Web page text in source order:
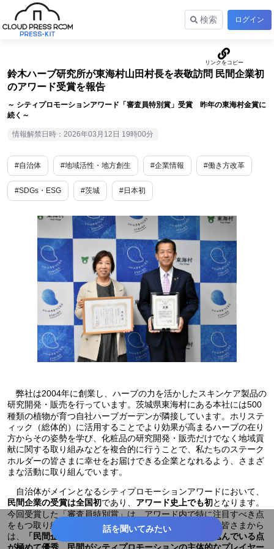
検索 ログイン
鈴木ハーブ研究所が東海村山田村長を表敬訪問 民間企業初
のアワード受賞を報告
～ シティプロモーションアワード「審査員特別賞」受賞 昨年の東海村金賞に
続く～
情報解禁日時：2026年03月12日 19時00分
#自治体 #地域活性・地方創生 #企業情報 #働き方改革
#SDGs・ESG #茨城 #日本初
弊社は2004年に創業し、ハーブの力を活かしたスキンケア製品の
研究開発・販売を行っています。茨城県東海村にある本社には500
種類の植物が育つ自社ハーブガーデンが隣接しています。ホリステ
ィック（総体的）に活用することでより効果が高まるハーブの在り
方からその姿勢を学び、化粧品の研究開発・販売だけでなく地域貢
献に関する取り組みなどを複合的に行うことで、私たちのステーク
ホルダーの皆さまに幸せをお届けできる企業となれるよう、さまざ
まな活動に取り組んでいます。
自治体がメインとなるシティプロモーションアワードにおいて、
民間企業の受賞は全国初であり、 アワード史上でも初 となります。
今回受賞した「審査員特別賞」は、アワード内で特に注目すべき点
をもつ取り組みを行う団体に贈られる賞です。審査員の皆さまから
は、
「民間企業ならではの機動力と熱意で地域を巻き込んでいる点
話を聞いてみたい